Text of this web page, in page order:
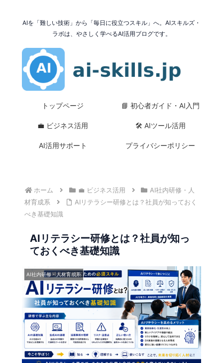
AIを「難しい技術」から「毎日に役立つスキル」へ。AIスキルズ・
ラボは、やさしく学べるAI活用ブログです。
トップページ 📘 初心者ガイド・AI入門
💼 ビジネス活用 🛠 AIツール活用
AI活用サポート プライバシーポリシー
ホーム 💼 ビジネス活用
AI社内研修・人
材育成系
AIリテラシー研修とは？社員が知っておく
べき基礎知識
AIリテラシー研修とは？社員が知っ
ておくべき基礎知識
AI社内研修・人材育成系